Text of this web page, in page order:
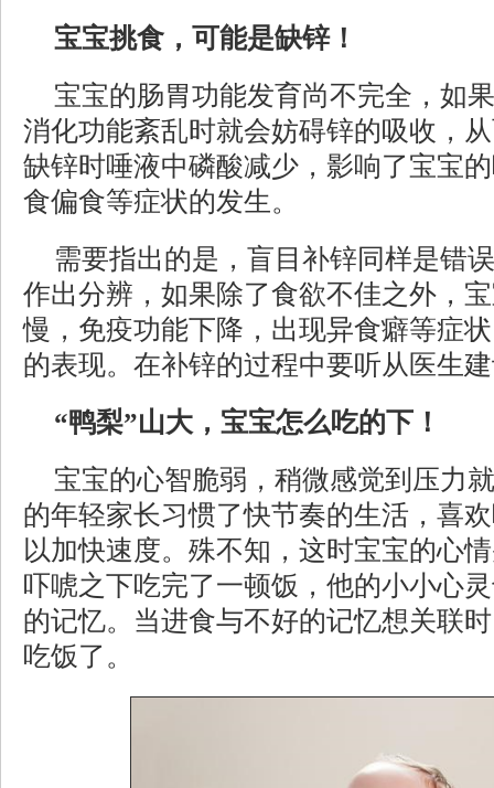
宝宝挑食，可能是缺锌！
宝宝的肠胃功能发育尚不完全，如
消化功能紊乱时就会妨碍锌的吸收，
缺锌时唾液中磷酸减少，影响了宝宝
食偏食等症状的发生。
需要指出的是，盲目补锌同样是错
作出分辨，如果除了食欲不佳之外，
慢，免疫功能下降，出现异食癖等症
的表现。在补锌的过程中要听从医生
“鸭梨”山大，宝宝怎么吃的下！
宝宝的心智脆弱，稍微感觉到压力
的年轻家长习惯了快节奏的生活，喜
以加快速度。殊不知，这时宝宝的心
吓唬之下吃完了一顿饭，他的小小心
的记忆。当进食与不好的记忆想关联
吃饭了。